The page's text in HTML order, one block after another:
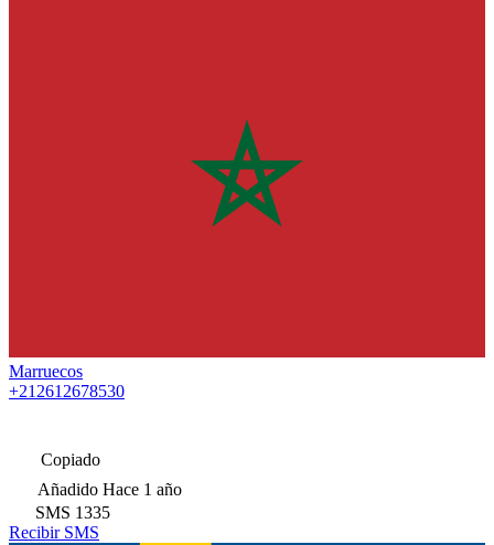
Marruecos
+212612678530
Copiado
Añadido Hace 1 año
SMS 1335
Recibir SMS